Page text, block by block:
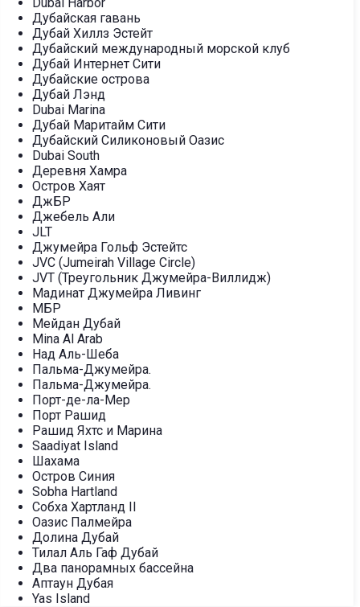
Дубайская гавань
Дубай Хиллз Эстейт
Дубайский международный морской клуб
Дубай Интернет Сити
Дубайские острова
Дубай Лэнд
Dubai Marina
Дубай Маритайм Сити
Дубайский Силиконовый Оазис
Dubai South
Деревня Хамра
Остров Хаят
ДжБР
Джебель Али
JLT
Джумейра Гольф Эстейтс
JVC (Jumeirah Village Circle)
JVT (Треугольник Джумейра-Виллидж)
Мадинат Джумейра Ливинг
МБР
Мейдан Дубай
Mina Al Arab
Над Аль-Шеба
Пальма-Джумейра.
Пальма-Джумейра.
Порт-де-ла-Мер
Порт Рашид
Рашид Яхтс и Марина
Saadiyat Island
Шахама
Остров Синия
Sobha Hartland
Собха Хартланд II
Оазис Палмейра
Долина Дубай
Тилал Аль Гаф Дубай
Два панорамных бассейна
Аптаун Дубая
Yas Island